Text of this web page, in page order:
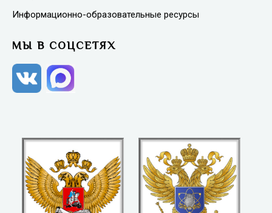
Информационно-образовательные ресурсы
МЫ В СОЦСЕТЯХ